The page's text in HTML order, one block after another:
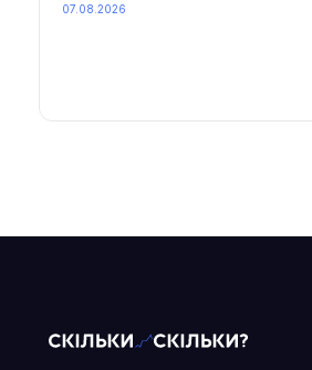
07.08.2026